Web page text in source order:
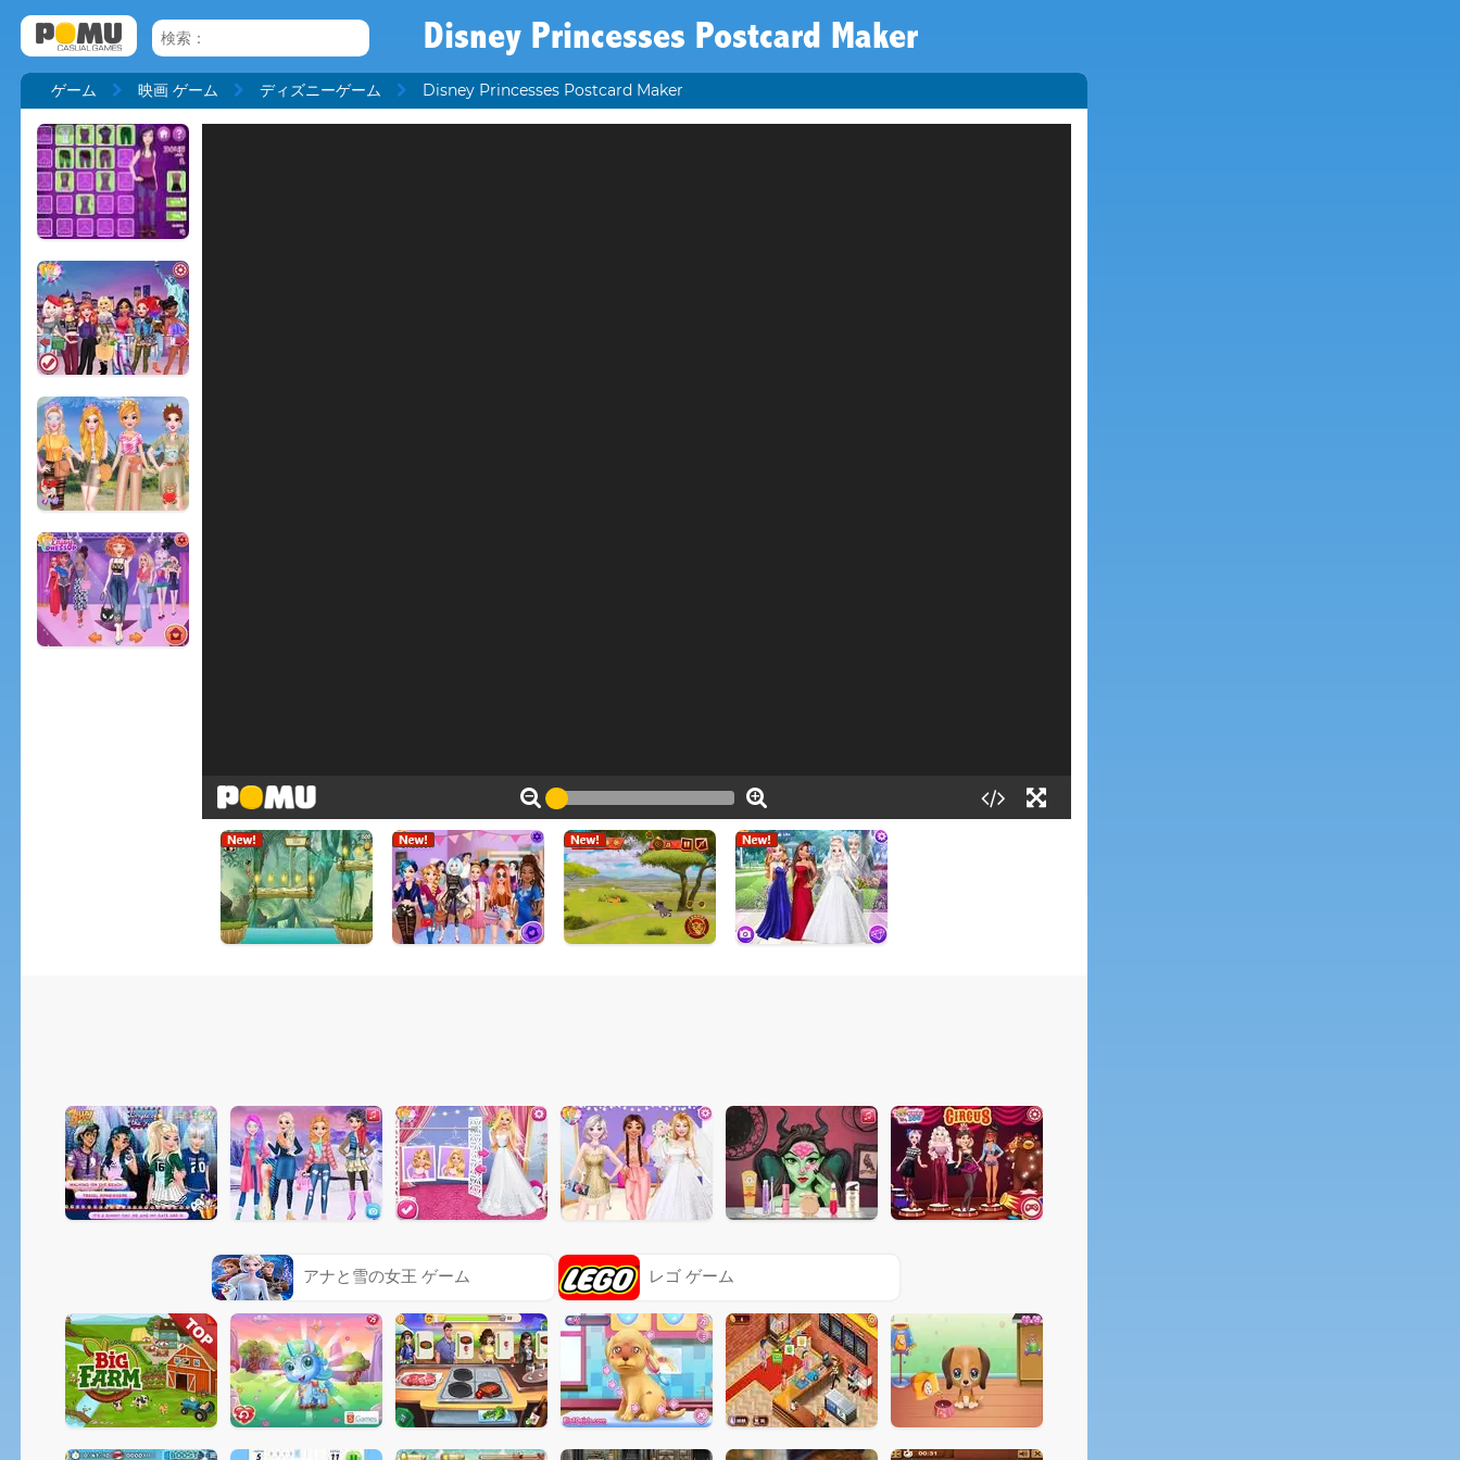
Disney Princesses Postcard Maker
ゲーム 映画 ゲーム ディズニーゲーム Disney Princesses Postcard Maker
アナと雪の女王 ゲーム レゴ ゲーム